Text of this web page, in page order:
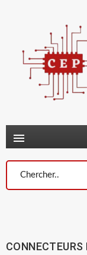

Connexion
You need to be